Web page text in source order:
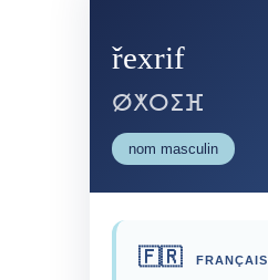
řexrif
ⵁⵅⵔⵉⴼ
nom masculin
🇫🇷 FRANÇAIS